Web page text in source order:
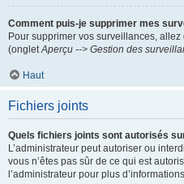
Comment puis-je supprimer mes
Pour supprimer vos surveillances,
(ongletAperçu --> Gestion des
Haut
Fichiers joints
Quels fichiers joints sont autorisés
L’administrateur peut autoriser ou
vous n’êtes pas sûr de ce qui est
l’administrateur pour plus